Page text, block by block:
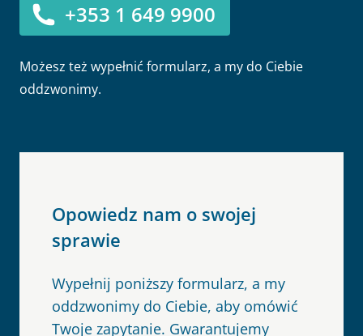
+353 1 649 9900
Możesz też wypełnić formularz, a my do Ciebie
oddzwonimy.
Opowiedz nam o swojej
sprawie
Wypełnij poniższy formularz, a my
oddzwonimy do Ciebie, aby omówić
Twoje zapytanie. Gwarantujemy